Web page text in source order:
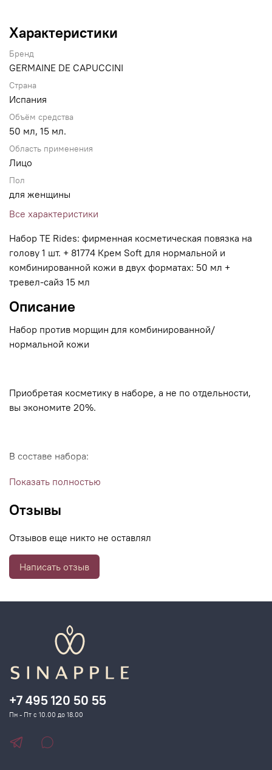
Характеристики
Бренд
GERMAINE DE CAPUCCINI
Страна
Испания
Объём средства
50 мл, 15 мл.
Область применения
Лицо
Пол
для женщины
Все характеристики
Набор TE Rides: фирменная косметическая повязка на
голову 1 шт. + 81774 Крем Soft для нормальной и
комбинированной кожи в двух форматах: 50 мл +
тревел-сайз 15 мл
Описание
Набор против морщин для комбинированной/
нормальной кожи
Приобретая косметику в наборе, а не по отдельности,
вы экономите 20%.
В составе набора:
Крем пептидный против морщин для комбинированной/
полноформатная банка 50 мл + мини трэвел-формат 15
Показать полностью
Отзывы
Отзывов еще никто не оставлял
Написать отзыв
+7 495 120 50 55
Пн - Пт с 10.00 до 18.00